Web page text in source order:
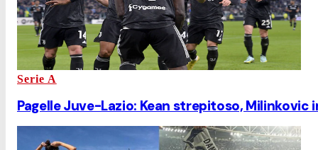
Serie A
Pagelle Juve-Lazio: Kean strepitoso,